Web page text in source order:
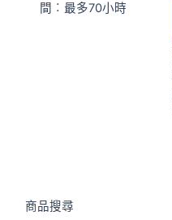
商品搜尋
間︰最多70小時